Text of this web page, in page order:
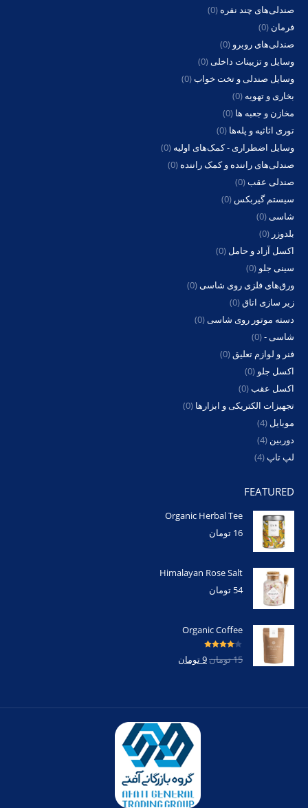
صندلی‌های چند نفره (0)
فرمان (0)
صندلی‌های روبرو (0)
وسایل و تزیینات داخلی(0)
وسایل صندلی و تخت خواب(0)
بخاری و تهویه (0)
مخازن و جعبه ها (0)
توری اثاثیه و پله‌ها (0)
وسایل اضطراری - کمک‌های اولیه (0)
صندلی‌های راننده و کمک راننده (0)
صندلی عقب(0)
سیستم گیربکس (0)
شاسی(0)
بلدوزر (0)
اکسل آزاد و حامل (0)
سینی جلو (0)
ورق‌های فلزی روی شاسی(0)
زیر سازی اتاق(0)
دسته موتور روی شاسی(0)
شاسی -(0)
فنر و لوازم تعلیق(0)
اکسل جلو (0)
اکسل عقب(0)
تجهیزات الکتریکی و ابزارها (0)
موبایل (4)
دوربین (4)
لپ تاپ(4)
FEATURED
Organic Herbal Tee
16 تومان
Himalayan Rose Salt
54 تومان
Organic Coffee
امتیاز4.00
از 5 15تومان9تومان